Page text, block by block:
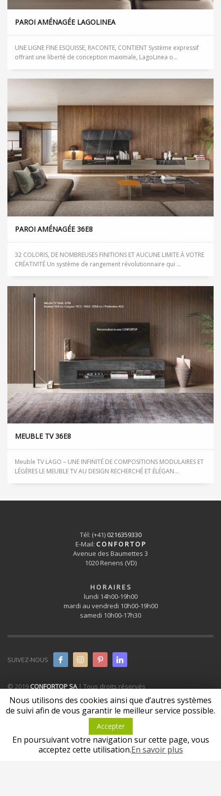
PAROI AMÉNAGÉE LAGOLINEA
UNE LIGNE FINE ESQUISSE, RACONTE, CONTIENT Système expressif
offrant une liberté de conception maximale, LagoLinea o...
PAROI AMÉNAGÉE 36E8
32 COLORIS, DE NOMBREUSES FINITIONS ET AUCUNE LIMITE À VOTRE
CRÉATIVITÉ Un système de rangement révolutionnaire qui ...
MEUBLE TV 36E8
Meuble TV LAGO – UNE INFINITÉ DE COMPOSITIONS MODULAIRES ET
LÉGÈRES LE MEUBLE TV AU DESIGN RECHERCHÉ ET ÉLÉGAN...
Tél: (+41)0216359330
E-Mail: C O N F O R T O P
Avenue des Baumettes 3
1020 Renens (VD)
H O R A I R E S
lundi 14h00-19h00
mardi au vendredi 10h00-19h00
samedi 10h00-17h30
SUIVEZ-NOUS
© 2019 CONFORTOP SA| Tous droits réservés
Nous utilisons des cookies ainsi que d’autres systèmes
de suivi afin de vous garantir le meilleur service possible.
Accepter
En poursuivant votre navigation sur cette page, vous
acceptez cette utilisation.En savoir plus